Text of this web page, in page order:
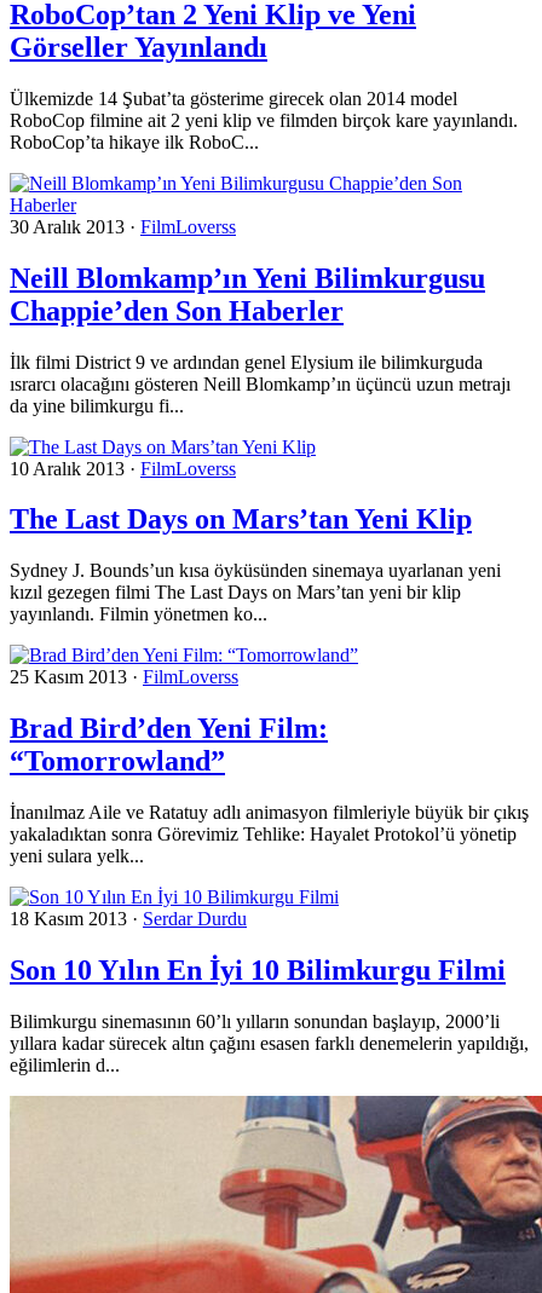
RoboCop’tan 2 Yeni Klip ve Yeni
Görseller Yayınlandı
Ülkemizde 14 Şubat’ta gösterime girecek olan 2014 model
RoboCop filmine ait 2 yeni klip ve filmden birçok kare yayınlandı.
RoboCop’ta hikaye ilk RoboC...
30 Aralık 2013 · FilmLoverss
Neill Blomkamp’ın Yeni Bilimkurgusu
Chappie’den Son Haberler
İlk filmi District 9 ve ardından genel Elysium ile bilimkurguda
ısrarcı olacağını gösteren Neill Blomkamp’ın üçüncü uzun metrajı
da yine bilimkurgu fi...
10 Aralık 2013 · FilmLoverss
The Last Days on Mars’tan Yeni Klip
Sydney J. Bounds’un kısa öyküsünden sinemaya uyarlanan yeni
kızıl gezegen filmi The Last Days on Mars’tan yeni bir klip
yayınlandı. Filmin yönetmen ko...
25 Kasım 2013 · FilmLoverss
Brad Bird’den Yeni Film:
“Tomorrowland”
İnanılmaz Aile ve Ratatuy adlı animasyon filmleriyle büyük bir çıkış
yakaladıktan sonra Görevimiz Tehlike: Hayalet Protokol’ü yönetip
yeni sulara yelk...
18 Kasım 2013 · Serdar Durdu
Son 10 Yılın En İyi 10 Bilimkurgu Filmi
Bilimkurgu sinemasının 60’lı yılların sonundan başlayıp, 2000’li
yıllara kadar sürecek altın çağını esasen farklı denemelerin yapıldığı,
eğilimlerin d...